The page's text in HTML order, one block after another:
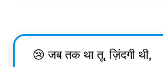
😢 जब तक था तू, ज़िंदगी थी,